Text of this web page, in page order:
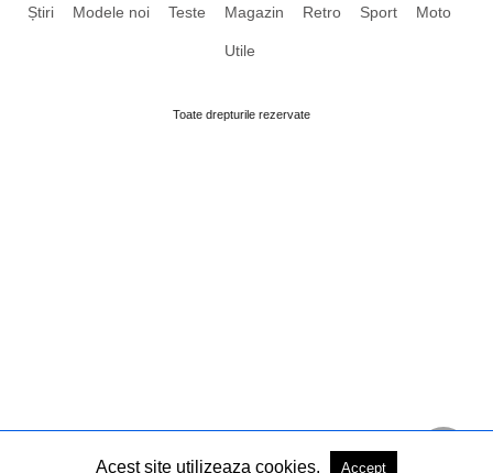
Știri Modele noi Teste Magazin Retro Sport Moto
Utile
Toate drepturile rezervate
Acest site utilizeaza cookies. Accept